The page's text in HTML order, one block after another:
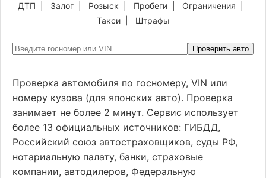
ДТП Залог Розыск Пробеги Ограничения
Такси| Штрафы
Проверить авто
Проверка автомобиля по госномеру, VIN или
номеру кузова (для японских авто). Проверка
занимает не более 2 минут. Сервис использует
более 13 официальных источников: ГИБДД,
Российский союз автостраховщиков, суды РФ,
нотариальную палату, банки, страховые
компании, автодилеров, Федеральную